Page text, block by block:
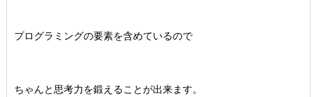
プログラミングの要素を含めているので
ちゃんと思考力を鍛えることが出来ます。